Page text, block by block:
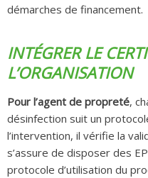
démarches de financement.
INTÉGRER LE
L’ORGANISATION
Pour l’agent de propreté,
désinfection suit un
l’intervention, il vérifie la
s’assure de disposer des
protocole d’utilisation du